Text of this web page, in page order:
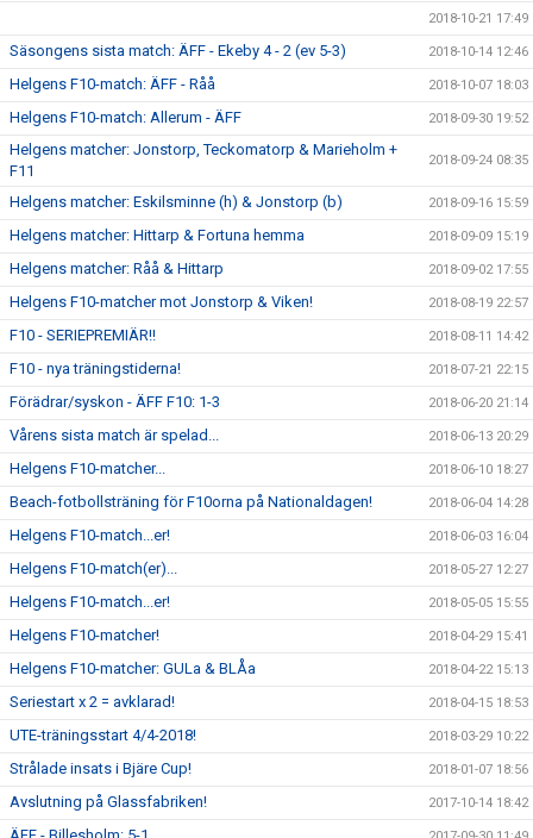
2018-10-21 17:49
Säsongens sista match: ÄFF - Ekeby 4 - 2 (ev 5-3) 2018-10-14 12:46
Helgens F10-match: ÄFF - Råå 2018-10-07 18:03
Helgens F10-match: Allerum - ÄFF 2018-09-30 19:52
Helgens matcher: Jonstorp, Teckomatorp & Marieholm +
F11
2018-09-24 08:35
Helgens matcher: Eskilsminne (h) & Jonstorp (b) 2018-09-16 15:59
Helgens matcher: Hittarp & Fortuna hemma 2018-09-09 15:19
Helgens matcher: Råå & Hittarp 2018-09-02 17:55
Helgens F10-matcher mot Jonstorp & Viken! 2018-08-19 22:57
F10 - SERIEPREMIÄR!! 2018-08-11 14:42
F10 - nya träningstiderna! 2018-07-21 22:15
Förädrar/syskon - ÄFF F10: 1-3 2018-06-20 21:14
Vårens sista match är spelad... 2018-06-13 20:29
Helgens F10-matcher... 2018-06-10 18:27
Beach-fotbollsträning för F10orna på Nationaldagen! 2018-06-04 14:28
Helgens F10-match...er! 2018-06-03 16:04
Helgens F10-match(er)... 2018-05-27 12:27
Helgens F10-match...er! 2018-05-05 15:55
Helgens F10-matcher! 2018-04-29 15:41
Helgens F10-matcher: GULa & BLÅa 2018-04-22 15:13
Seriestart x 2 = avklarad! 2018-04-15 18:53
UTE-träningsstart 4/4-2018! 2018-03-29 10:22
Strålade insats i Bjäre Cup! 2018-01-07 18:56
Avslutning på Glassfabriken! 2017-10-14 18:42